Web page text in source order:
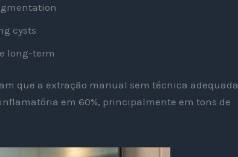
cysts
long-term
que a extração manual sem técnica adequada
em 60%, principalmente em tons de